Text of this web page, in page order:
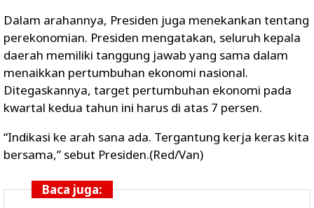
Dalam arahannya, Presiden juga menekankan tentang
perekonomian. Presiden mengatakan, seluruh kepala
daerah memiliki tanggung jawab yang sama dalam
menaikkan pertumbuhan ekonomi nasional.
Ditegaskannya, target pertumbuhan ekonomi pada
kwartal kedua tahun ini harus di atas 7 persen.
“Indikasi ke arah sana ada. Tergantung kerja keras kita
bersama,” sebut Presiden.(Red/Van)
Baca juga: